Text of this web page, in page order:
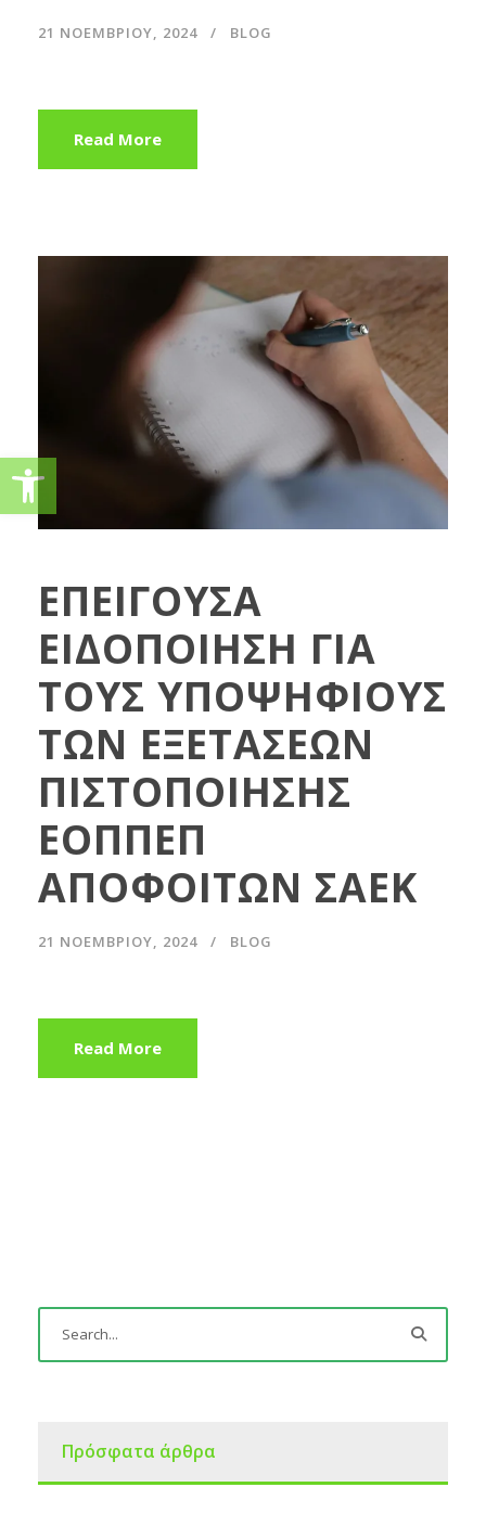
21 ΝΟΕΜΒΡΊΟΥ, 2024 BLOG
Read More
ΕΠΕΙΓΟΥΣΑ
ΕΙΔΟΠΟΙΗΣΗ ΓΙΑ
ΤΟΥΣ ΥΠΟΨΗΦΙΟΥΣ
ΤΩΝ ΕΞΕΤΑΣΕΩΝ
ΠΙΣΤΟΠΟΙΗΣΗΣ
ΕΟΠΠΕΠ
ΑΠΟΦΟΙΤΩΝ ΣΑΕΚ
21 ΝΟΕΜΒΡΊΟΥ, 2024 BLOG
Read More
Πρόσφατα άρθρα
Ανοίξτε τη γραμμή